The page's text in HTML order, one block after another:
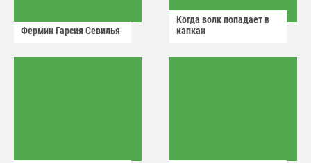
Фермин Гарсия Севилья
Когда волк попадает в
капкан